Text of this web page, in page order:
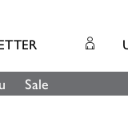
Sale